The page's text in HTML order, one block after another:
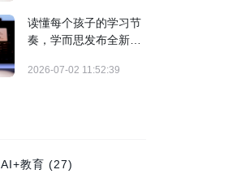
读懂每个孩子的学习节
奏，学而思发布全新培
T6系列
2026-07-02 11:52:39
AI+教育 (27)